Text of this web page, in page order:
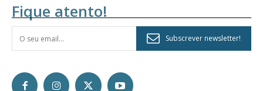
Fique atento!
Subscrever newsletter!